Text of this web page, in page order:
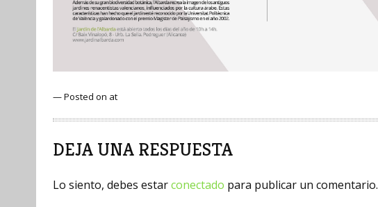
— Posted on at
DEJA UNA RESPUESTA
Lo siento, debes estarconectado para publicar un comentario.